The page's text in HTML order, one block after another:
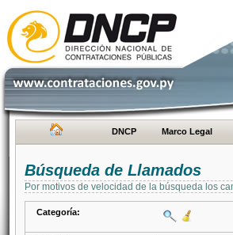
DNCP Marco Legal
Búsqueda de Llamados
Por motivos de velocidad de la búsqueda los
Categoría: